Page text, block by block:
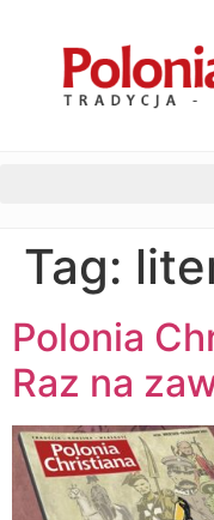
Tag:
Polonia
Raz na